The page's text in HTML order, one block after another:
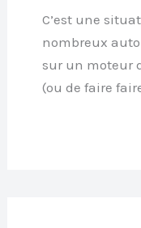
C’est une
nombreux
sur un moteur
(ou de faire